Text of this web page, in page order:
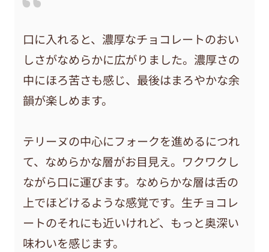
口に入れると、濃厚なチョコレートのおい
しさがなめらかに広がりました。濃厚さの
中にほろ苦さも感じ、最後はまろやかな余
韻が楽しめます。
テリーヌの中心にフォークを進めるにつれ
て、なめらかな層がお目見え。ワクワクし
ながら口に運びます。なめらかな層は舌の
上でほどけるような感覚です。生チョコレ
ートのそれにも近いけれど、もっと奥深い
味わいを感じます。